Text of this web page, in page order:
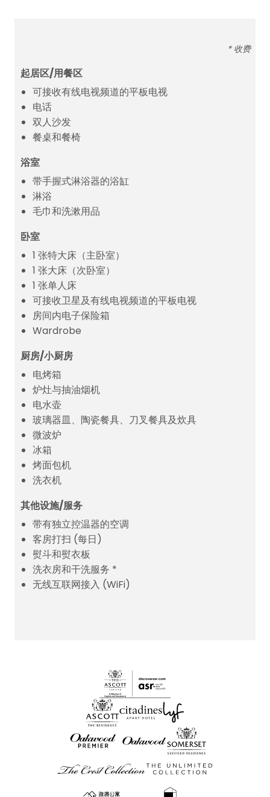
* 收费
起居区/用餐区
可接收有线电视频道的平板电视
电话
双人沙发
餐桌和餐椅
浴室
带手握式淋浴器的浴缸
淋浴
毛巾和洗漱用品
卧室
1 张特大床（主卧室）
1 张大床（次卧室）
1 张单人床
可接收卫星及有线电视频道的平板电视
房间内电子保险箱
Wardrobe
厨房/小厨房
电烤箱
炉灶与抽油烟机
电水壶
玻璃器皿、陶瓷餐具、刀叉餐具及炊具
微波炉
冰箱
烤面包机
洗衣机
其他设施/服务
带有独立控温器的空调
客房打扫 (每日)
熨斗和熨衣板
洗衣房和干洗服务 *
无线互联网接入 (WiFi)